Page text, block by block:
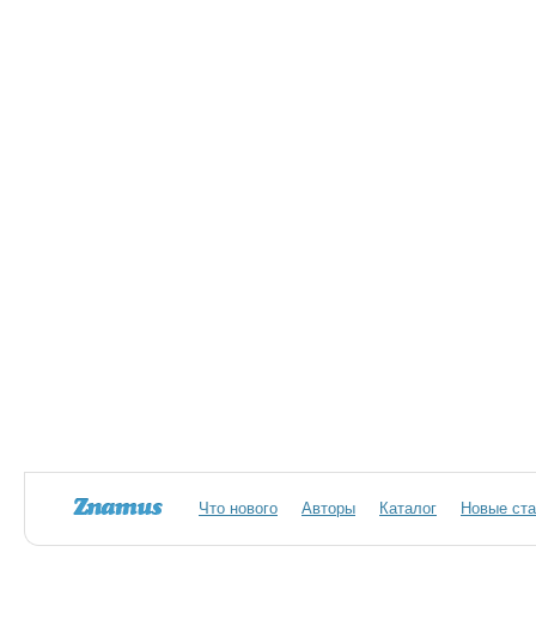
Что нового Авторы Каталог Новые